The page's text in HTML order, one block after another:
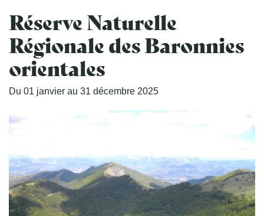
Réserve Naturelle
Régionale des Baronnies
orientales
Du 01 janvier au 31 décembre 2025